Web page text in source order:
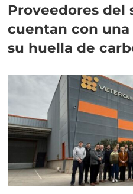
Proveedores del
cuentan con
su huella de